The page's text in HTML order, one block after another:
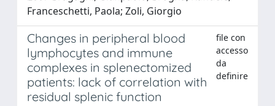
Franceschetti, Paola; Zoli, Giorgio
Changes in peripheral blood
lymphocytes and immune
complexes in splenectomized
patients: lack of correlation with
residual splenic function
file con
accesso
da
definire